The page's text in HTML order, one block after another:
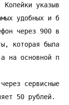
Копейки
удобных и
через 900 в
которая была
на основной
50 рублей.